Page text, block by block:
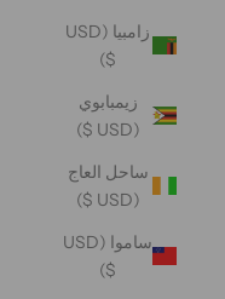
زامبيا (USD
$)
زيمبابوي
(USD $)
ساحل العاج
(USD $)
ساموا (USD
$)